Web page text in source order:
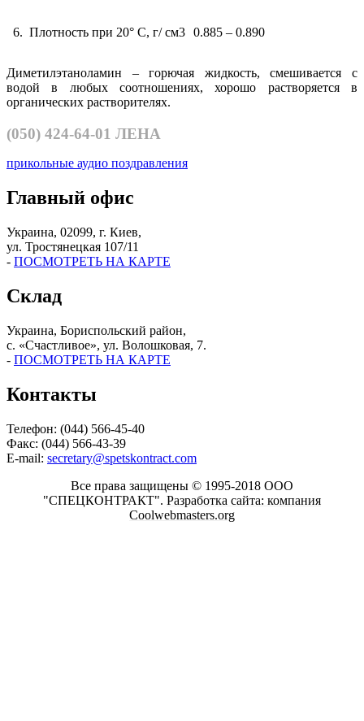
6. Плотность при 20° С, г/ см3 0.885 – 0.890
Диметилэтаноламин – горючая жидкость, смешивается с
водой в любых соотношениях, хорошо растворяется в
органических растворителях.
(050) 424-64-01 ЛЕНА
прикольные аудио поздравления
Главный офис
Украина, 02099, г. Киев,
ул. Тростянецкая 107/11
- ПОСМОТРЕТЬ НА КАРТЕ
Склад
Украина, Бориспольский район,
с. «Счастливое», ул. Волошковая, 7.
- ПОСМОТРЕТЬ НА КАРТЕ
Контакты
Телефон: (044) 566-45-40
Факс: (044) 566-43-39
E-mail: secretary@spetskontract.com
Все права защищены © 1995-2018 ООО
"СПЕЦКОНТРАКТ". Разработка сайта: компания
Coolwebmasters.org